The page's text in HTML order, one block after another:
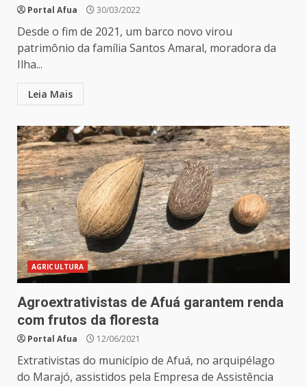
Portal Afua 30/03/2022
Desde o fim de 2021, um barco novo virou
patrimônio da família Santos Amaral, moradora da
Ilha...
Leia Mais
AGRICULTURA
Agroextrativistas de Afuá garantem renda
com frutos da floresta
Portal Afua 12/06/2021
Extrativistas do município de Afuá, no arquipélago
do Marajó, assistidos pela Empresa de Assistência